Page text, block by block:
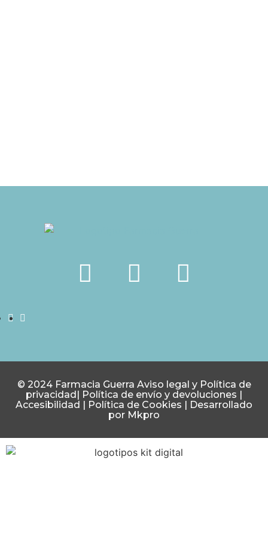
© 2024 Farmacia Guerra Aviso legal y Política de
privacidad| Política de envío y devoluciones |
Accesibilidad | Política de Cookies | Desarrollado
por Mkpro